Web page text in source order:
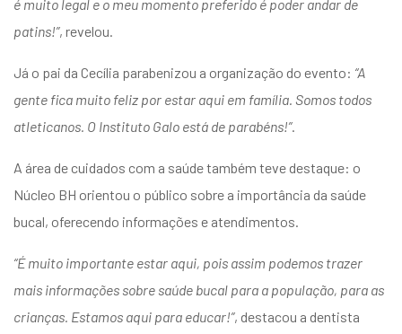
é muito legal e o meu momento preferido é poder andar de
patins!”, revelou.
Já o pai da Cecília parabenizou a organização do evento: “A
gente fica muito feliz por estar aqui em família. Somos todos
atleticanos. O Instituto Galo está de parabéns!”.
A área de cuidados com a saúde também teve destaque: o
Núcleo BH orientou o público sobre a importância da saúde
bucal, oferecendo informações e atendimentos.
“É muito importante estar aqui, pois assim podemos trazer
mais informações sobre saúde bucal para a população, para as
crianças. Estamos aqui para educar!”, destacou a dentista